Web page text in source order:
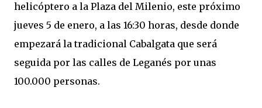
helicóptero a la Plaza del Milenio, este próximo
jueves 5 de enero, a las 16:30 horas, desde donde
empezará la tradicional Cabalgata que será
seguida por las calles de Leganés por unas
100.000 personas.